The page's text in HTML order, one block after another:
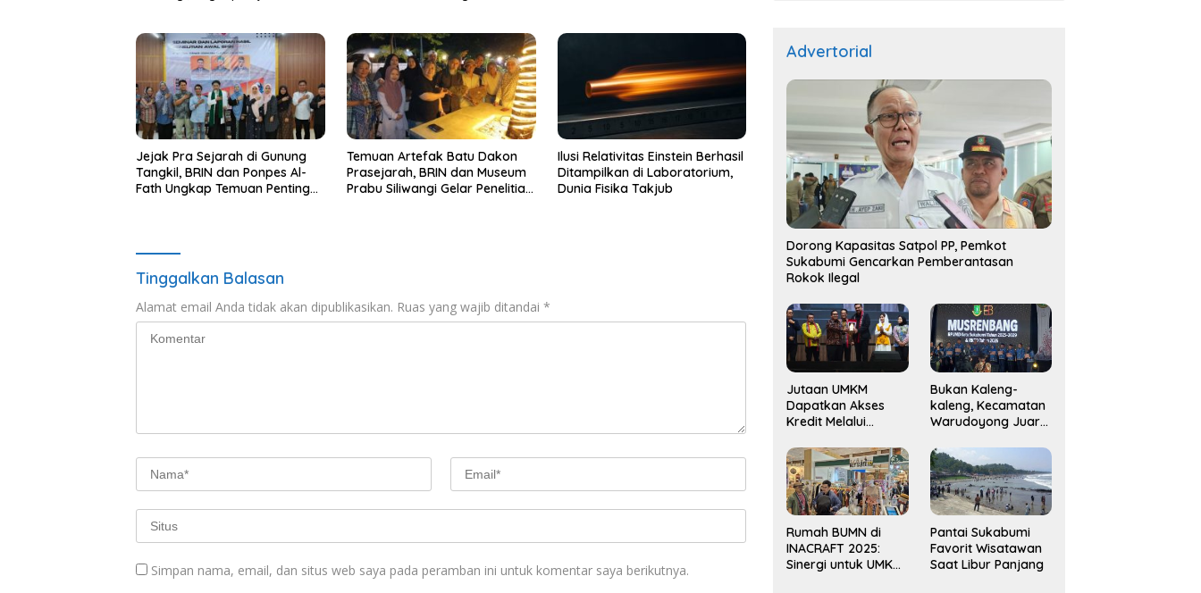
Jejak Pra Sejarah di Gunung
Tangkil, BRIN dan Ponpes Al-
Fath Ungkap Temuan Penting
Temuan Artefak Batu Dakon
Prasejarah, BRIN dan Museum
Prabu Siliwangi Gelar Penelitian
Ilusi Relativitas Einstein Berhasil
Ditampilkan di Laboratorium,
Dunia Fisika Takjub
Tinggalkan Balasan
Alamat email Anda tidak akan dipublikasikan. Ruas yang wajib ditandai *
Simpan nama, email, dan situs web saya pada peramban ini untuk komentar saya berikutnya.
Advertorial
Dorong Kapasitas Satpol PP, Pemkot
Sukabumi Gencarkan Pemberantasan
Rokok Ilegal
Jutaan UMKM
Dapatkan Akses
Kredit Melalui
Jamkrindo
Bukan Kaleng-
kaleng, Kecamatan
Warudoyong Juara
Musrenbang
Kecamatan 2025
Rumah BUMN di
INACRAFT 2025:
Sinergi untuk UMKM
Pantai Sukabumi
Favorit Wisatawan
Saat Libur Panjang